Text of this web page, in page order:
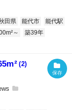
田県 能代市
能代駅
～
築39年
(2)